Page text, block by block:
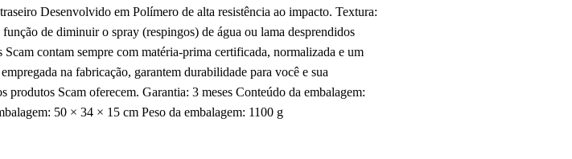
Desenvolvido em Polímero de alta resistência ao impacto. Textura:
de diminuir o spray (respingos) de água ou lama desprendidos
contam sempre com matéria-prima certificada, normalizada e um
na fabricação, garantem durabilidade para você e sua
Scam oferecem. Garantia: 3 meses Conteúdo da embalagem:
50 × 34 × 15 cm Peso da embalagem: 1100 g